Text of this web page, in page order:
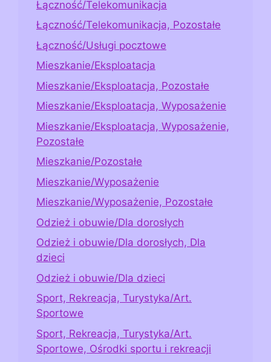
Łączność/Telekomunikacja
Łączność/Telekomunikacja, Pozostałe
Łączność/Usługi pocztowe
Mieszkanie/Eksploatacja
Mieszkanie/Eksploatacja, Pozostałe
Mieszkanie/Eksploatacja, Wyposażenie
Mieszkanie/Eksploatacja, Wyposażenie,
Pozostałe
Mieszkanie/Pozostałe
Mieszkanie/Wyposażenie
Mieszkanie/Wyposażenie, Pozostałe
Odzież i obuwie/Dla dorosłych
Odzież i obuwie/Dla dorosłych, Dla
dzieci
Odzież i obuwie/Dla dzieci
Sport, Rekreacja, Turystyka/Art.
Sportowe
Sport, Rekreacja, Turystyka/Art.
Sportowe, Ośrodki sportu i rekreacji